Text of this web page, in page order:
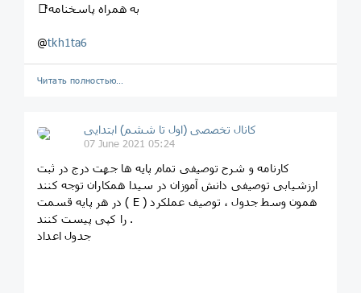
📑به همراه پاسخنامه
@tkh1ta6
Читать полностью…
کانال تخصصی (اول تا ششم) ابتدایی
07 June 2021 05:24
کارنامه و شرح توصیفی تمام پایه ها جهت درج در ثبت
ارزشیابی توصیفی دانش آموزان در سیدا همکاران توجه کنند
در هر پایه قسمت ( E ) همون وسط جدول ، توصیف عملکرد
را کپی پیست کنند .
جدول اعداد